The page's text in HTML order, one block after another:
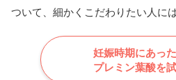
ついて、細かくこだわりたい人に
妊娠時期にあっ
プレミン葉酸を